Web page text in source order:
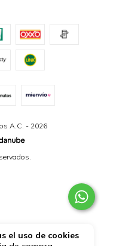
el uso de cookies
A.C. - 2026